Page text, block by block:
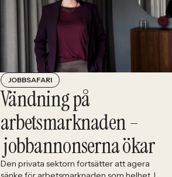
JOBBSAFARI
Vändning på
arbetsmarknaden –
jobbannonserna ökar
Den privata sektorn fortsätter att agera